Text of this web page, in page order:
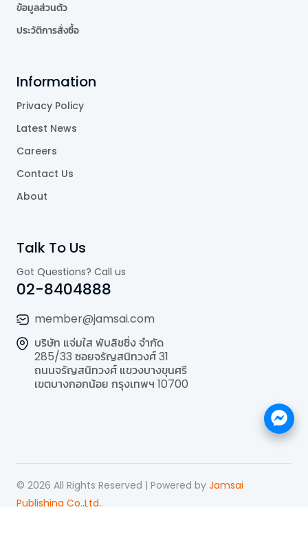
ข้อมูลส่วนตัว
ประวัติการสั่งซื้อ
Information
Privacy Policy
Latest News
Careers
Contact Us
About
Talk To Us
Got Questions? Call us
02-8404888
member@jamsai.com
บริษัท แจ่มใส พับลิชชิ่ง จำกัด
285/33 ซอยจรัญสนิทวงศ์ 31
ถนนจรัญสนิทวงศ์ แขวงบางขุนศรี
เขตบางกอกน้อย กรุงเทพฯ 10700
© 2026 All Rights Reserved | Powered by Jamsai
Publishing Co.,Ltd..